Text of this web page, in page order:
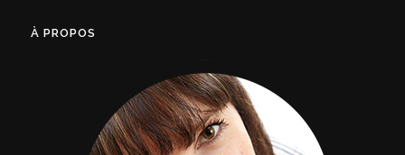
À PROPOS